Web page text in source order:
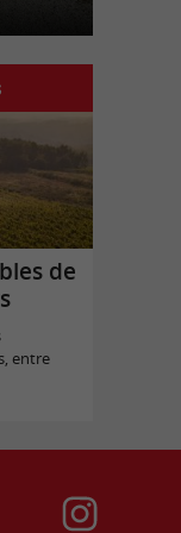
de
entre